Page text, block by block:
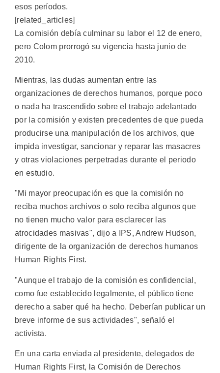
esos períodos.
[related_articles]
La comisión debía culminar su labor el 12 de enero,
pero Colom prorrogó su vigencia hasta junio de
2010.
Mientras, las dudas aumentan entre las
organizaciones de derechos humanos, porque poco
o nada ha trascendido sobre el trabajo adelantado
por la comisión y existen precedentes de que pueda
producirse una manipulación de los archivos, que
impida investigar, sancionar y reparar las masacres
y otras violaciones perpetradas durante el periodo
en estudio.
"Mi mayor preocupación es que la comisión no
reciba muchos archivos o solo reciba algunos que
no tienen mucho valor para esclarecer las
atrocidades masivas", dijo a IPS, Andrew Hudson,
dirigente de la organización de derechos humanos
Human Rights First.
"Aunque el trabajo de la comisión es confidencial,
como fue establecido legalmente, el público tiene
derecho a saber qué ha hecho. Deberían publicar un
breve informe de sus actividades", señaló el
activista.
En una carta enviada al presidente, delegados de
Human Rights First, la Comisión de Derechos